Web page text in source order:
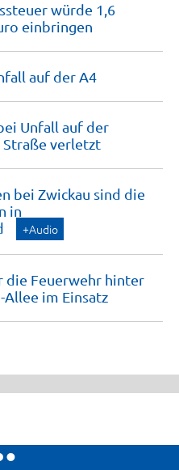
würde 1,6
einbringen
auf der A4
Unfall auf der
verletzt
bei Zwickau sind die
in
+Audio
die Feuerwehr hinter
Allee im Einsatz